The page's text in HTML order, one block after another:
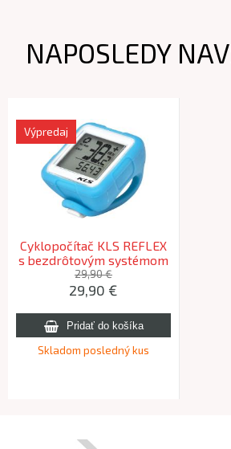
NAPOSLEDY
Cyklopočítač KLS REFLEX
s bezdrôtovým systémom
sky blue
Výpredaj
29,90 €
29,90 €
Skladom posledný kus